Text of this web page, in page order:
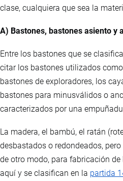
clase, cualquiera que sea la
A) Bastones, bastones asiento y
Entre los bastones que se
citar los bastones utilizados
bastones de exploradores, los
bastones para minusválidos o
caracterizados por una
La madera, el bambú, el ratán
desbastados o redondeados,
de otro modo, para fabricación de
aquí y se clasifican en la partida